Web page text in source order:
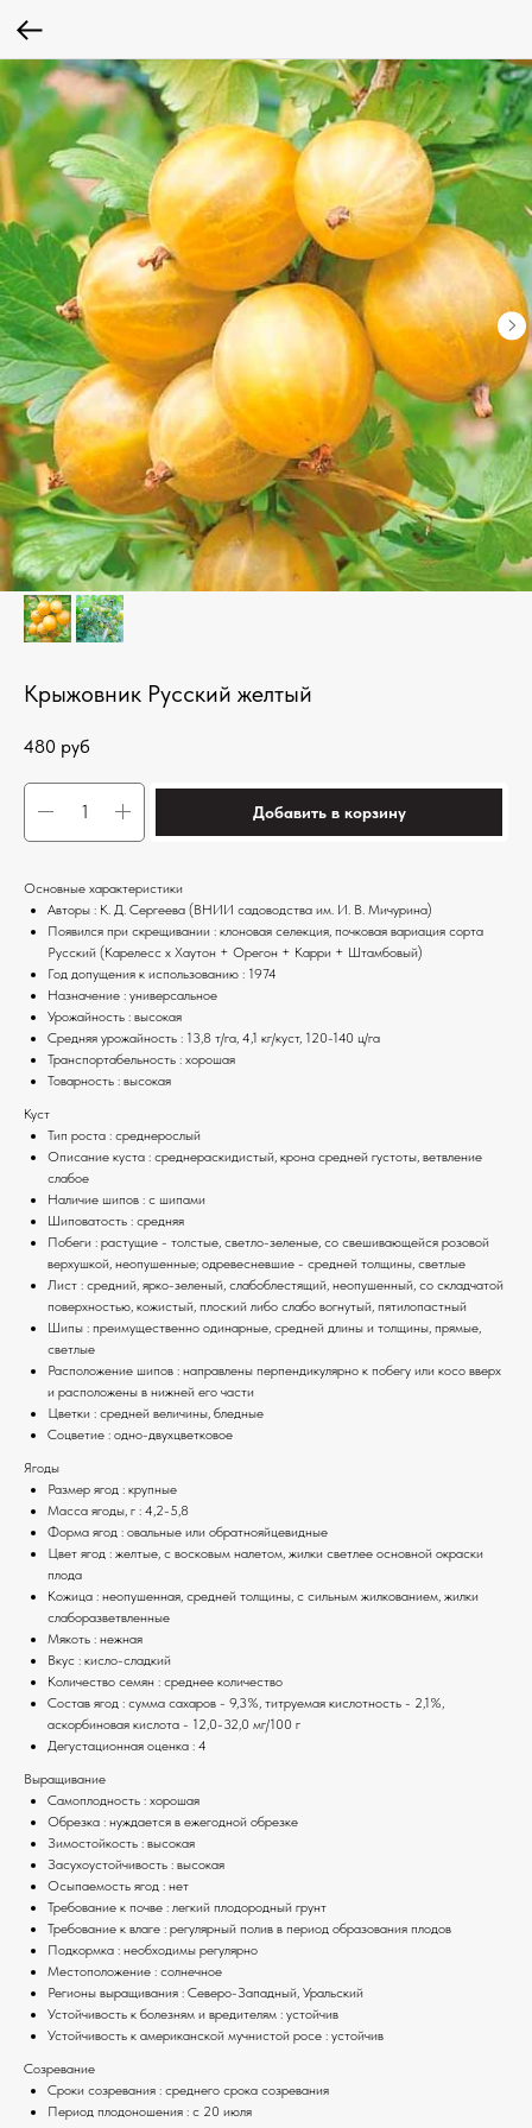
Крыжовник Русский желтый
480 руб
Добавить в корзину
Основные характеристики
Авторы : К. Д. Сергеева (ВНИИ садоводства им. И. В. Мичурина)
Появился при скрещивании : клоновая селекция, почковая вариация сорта
Русский (Карелесс х Хаутон + Орегон + Карри + Штамбовый)
Год допущения к использованию : 1974
Назначение : универсальное
Урожайность : высокая
Средняя урожайность : 13,8 т/га, 4,1 кг/куст, 120-140 ц/га
Транспортабельность : хорошая
Товарность : высокая
Куст
Тип роста : среднерослый
Описание куста : среднераскидистый, крона средней густоты, ветвление
слабое
Наличие шипов : с шипами
Шиповатость : средняя
Побеги : растущие - толстые, светло-зеленые, со свешивающейся розовой
верхушкой, неопушенные; одревесневшие - средней толщины, светлые
Лист : средний, ярко-зеленый, слабоблестящий, неопушенный, со складчатой
поверхностью, кожистый, плоский либо слабо вогнутый, пятилопастный
Шипы : преимущественно одинарные, средней длины и толщины, прямые,
светлые
Расположение шипов : направлены перпендикулярно к побегу или косо вверх
и расположены в нижней его части
Цветки : средней величины, бледные
Соцветие : одно-двухцветковое
Ягоды
Размер ягод : крупные
Масса ягоды, г : 4,2-5,8
Форма ягод : овальные или обратнояйцевидные
Цвет ягод : желтые, с восковым налетом, жилки светлее основной окраски
плода
Кожица : неопушенная, средней толщины, с сильным жилкованием, жилки
слаборазветвленные
Мякоть : нежная
Вкус : кисло-сладкий
Количество семян : среднее количество
Состав ягод : сумма сахаров - 9,3%, титруемая кислотность - 2,1%,
аскорбиновая кислота - 12,0-32,0 мг/100 г
Дегустационная оценка : 4
Выращивание
Самоплодность : хорошая
Обрезка : нуждается в ежегодной обрезке
Зимостойкость : высокая
Засухоустойчивость : высокая
Осыпаемость ягод : нет
Требование к почве : легкий плодородный грунт
Требование к влаге : регулярный полив в период образования плодов
Подкормка : необходимы регулярно
Местоположение : солнечное
Регионы выращивания : Северо-Западный, Уральский
Устойчивость к болезням и вредителям : устойчив
Устойчивость к американской мучнистой росе : устойчив
Созревание
Сроки созревания : среднего срока созревания
Период плодоношения : с 20 июля